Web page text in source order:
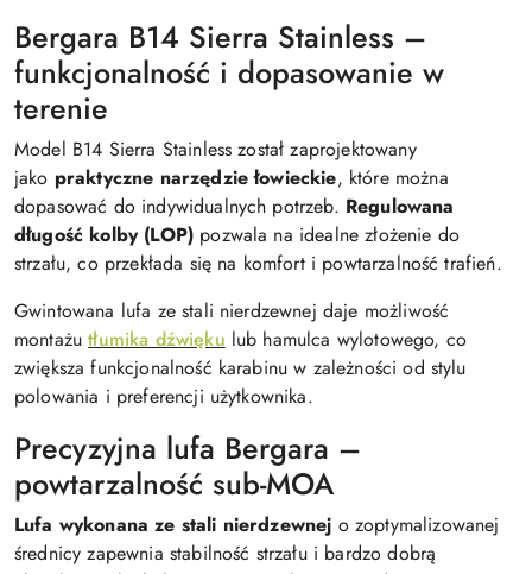
Bergara B14 Sierra Stainless –
funkcjonalność i dopasowanie w
terenie
Model B14 Sierra Stainless został zaprojektowany
jako praktyczne narzędzie łowieckie, które można
dopasować do indywidualnych potrzeb. Regulowana
długość kolby (LOP) pozwala na idealne złożenie do
strzału, co przekłada się na komfort i powtarzalność trafień.
Gwintowana lufa ze stali nierdzewnej daje możliwość
montażutłumika dźwięku lub hamulca wylotowego, co
zwiększa funkcjonalność karabinu w zależności od stylu
polowania i preferencji użytkownika.
Precyzyjna lufa Bergara –
powtarzalność sub-MOA
Lufa wykonana ze stali nierdzewnej o zoptymalizowanej
średnicy zapewnia stabilność strzału i bardzo dobrą